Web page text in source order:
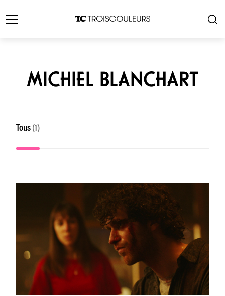
MICHIEL BLANCHART
Tous (1)